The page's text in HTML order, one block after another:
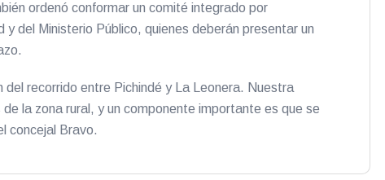
ordenó conformar un comité integrado por
del Ministerio Público, quienes deberán presentar un
recorrido entre Pichindé y La Leonera. Nuestra
la zona rural, y un componente importante es que se
concejal Bravo.